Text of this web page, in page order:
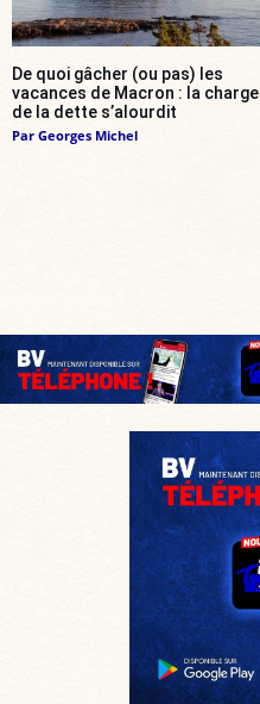
De quoi gâcher (ou pas) les
vacances de Macron : la charge
de la dette s’alourdit
Par Georges Michel